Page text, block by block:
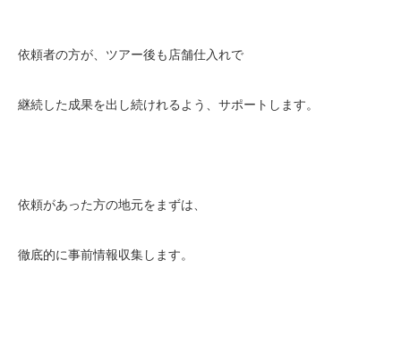
依頼者の方が、ツアー後も店舗仕入れで
継続した成果を出し続けれるよう、サポートします。
依頼があった方の地元をまずは、
徹底的に事前情報収集します。